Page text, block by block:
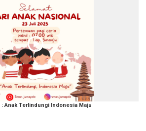
: Anak Terlindungi Indonesia Maju